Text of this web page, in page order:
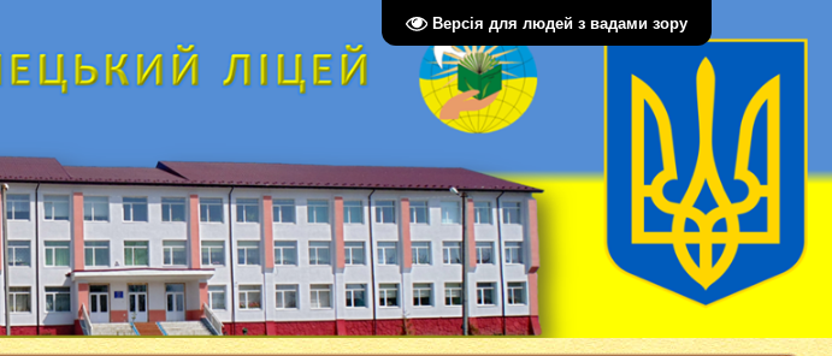
Версія для людей з вадами зору